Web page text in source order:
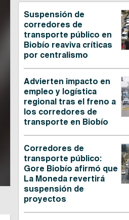
Suspensión de
corredores de
transporte público en
Biobío reaviva críticas
por centralismo
Advierten impacto en
empleo y logística
regional tras el freno a
los corredores de
transporte en Biobío
Corredores de
transporte público:
Gore Biobío afirmó que
La Moneda revertirá
suspensión de
proyectos